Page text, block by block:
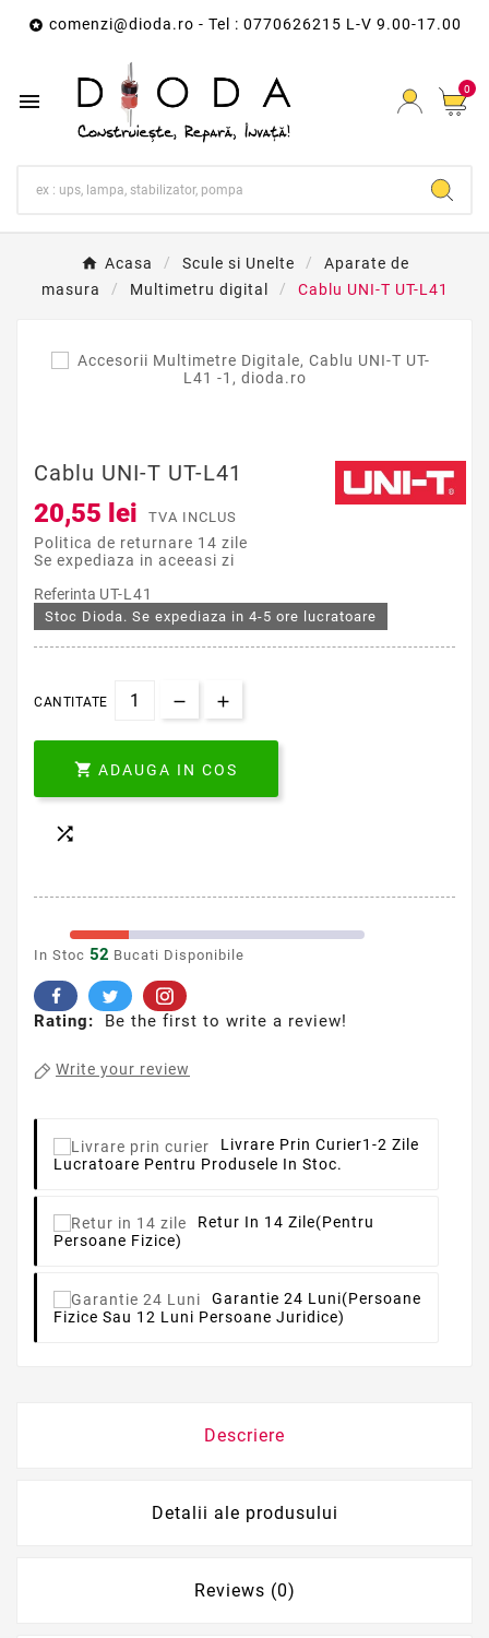
 comenzi@dioda.ro - Tel : 0770626215 L-V 9.00-17.00
 0
Acasa Scule si Unelte
Aparate de
masura
Multimetru digital Cablu UNI-T UT-L41
Cablu UNI-T UT-L41
20,55 lei TVA INCLUS
Politica de returnare 14 zile
Se expediaza in aceeasi zi
Referinta UT-L41
Stoc Dioda. Se expediaza in 4-5 ore lucratoare
CANTITATE
 ADAUGA IN COS

In Stoc 52 Bucati Disponibile
Rating: Be the first to write a review!
Write your review
Livrare Prin Curier1-2 Zile
Lucratoare Pentru Produsele In Stoc.
Retur In 14 Zile(pentru
Persoane Fizice)
Garantie 24 Luni(persoane
Fizice Sau 12 Luni Persoane Juridice)
Descriere
Detalii ale produsului
Reviews (0)